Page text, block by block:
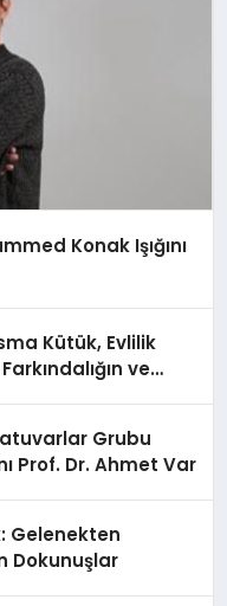
Konak Işığını
Kütük, Evlilik
ve
Grubu
Prof. Dr. Ahmet Var
Gelenekten
Dokunuşlar